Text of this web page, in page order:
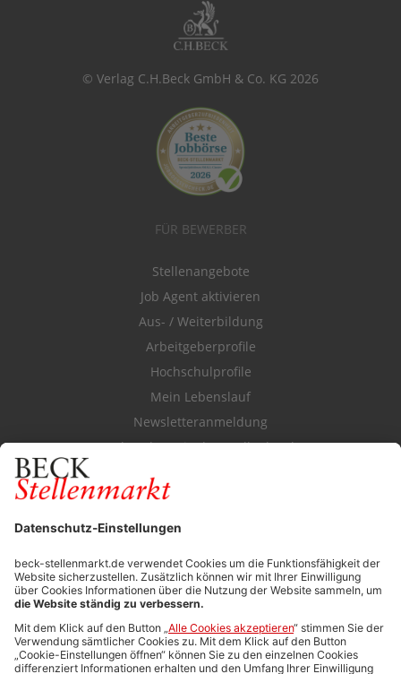
© Verlag C.H.Beck GmbH & Co. KG 2026
FÜR BEWERBER
Stellenangebote
Job Agent aktivieren
Aus- / Weiterbildung
Arbeitgeberprofile
Hochschulprofile
Mein Lebenslauf
Newsletteranmeldung
Durchsuchen Sie den Stellenkatalog
FÜR ARBEITGEBER
Stellenmarktpreise
Anzeigen-AGB
Media-Daten
Newsletteranmeldung
Produktübersicht